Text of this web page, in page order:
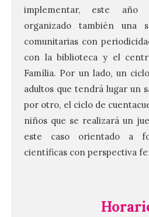
implementar, este
organizado también una
comunitarias con
con la biblioteca y el
Família. Por un lado, un
adultos que tendrá lugar un
por otro, el ciclo de
niños que se realizará un
este caso orientado a
científicas con perspectiva